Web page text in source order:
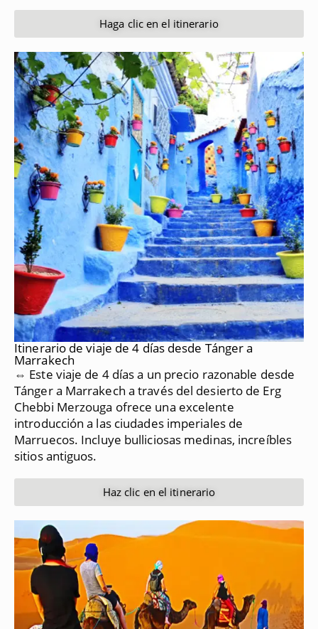
Haga clic en el itinerario
Itinerario de viaje de 4 días desde Tánger a
Marrakech
⇔ Este viaje de 4 días a un precio razonable desde
Tánger a Marrakech a través del desierto de Erg
Chebbi Merzouga ofrece una excelente
introducción a las ciudades imperiales de
Marruecos. Incluye bulliciosas medinas, increíbles
sitios antiguos.
Haz clic en el itinerario